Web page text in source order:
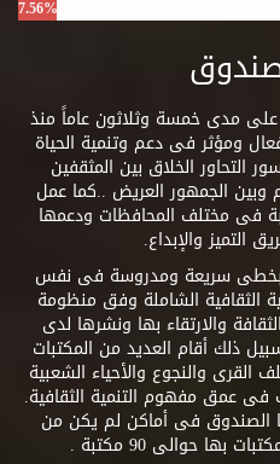
7.56%
على مدى خمسة وثلاثون عاماً منذ
بدور فعال ومؤثر فى دعم وتنمية الحياة
التحاور الخلاق بين المثقفين
وبين الجمهور العريض ..كما عمل
فى مختلف المحافظات ودعمها
والإبداع.
بخطى سريعة ومدروسة فى نفس
الثقافية الشاملة وفق منظومة
والارتقاء بها ونشرها لدى
ذلك أقام العديد من المكتبات
القرى والنجوع والأحياء الشعبية
عمق مفهوم التنمية الثقافية.
الصندوق فى أماكن لم يكن من
بها حوالى 90 مكتبة .